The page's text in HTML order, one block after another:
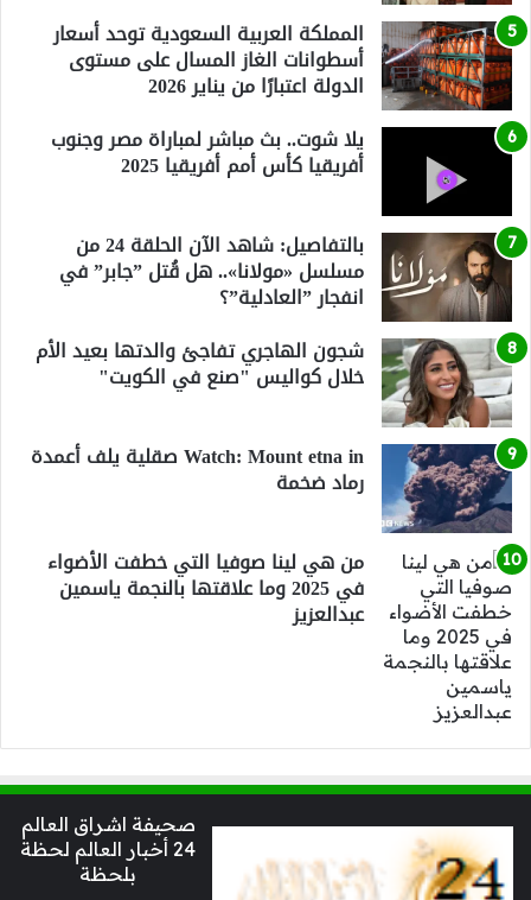
المملكة العربية السعودية توحد أسعار
أسطوانات الغاز المسال على مستوى
الدولة اعتبارًا من يناير 2026
يلا شوت.. بث مباشر لمباراة مصر وجنوب
أفريقيا كأس أمم أفريقيا 2025
بالتفاصيل: شاهد الآن الحلقة 24 من
مسلسل «مولانا».. هل قُتل ”جابر” في
انفجار ”العادلية”؟
شجون الهاجري تفاجئ والدتها بعيد الأم
خلال كواليس "صنع في الكويت"
Watch: Mount etna in صقلية يلف أعمدة
رماد ضخمة
من هي لينا صوفيا التي خطفت الأضواء
في 2025 وما علاقتها بالنجمة ياسمين
عبدالعزيز
صحيفة اشراق العالم
24 أخبار العالم لحظة
بلحظة